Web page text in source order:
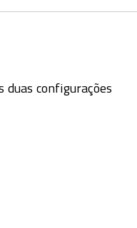
duas configurações